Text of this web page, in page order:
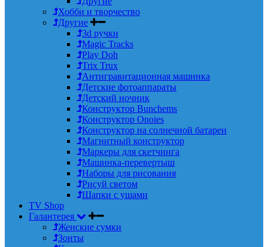
Хобби и творчество
Другие
3d ручки
Magic Tracks
Play Doh
Trix Trux
Антигравитационная машинка
Детские фотоаппараты
Детский ночник
Конструктор Bunchems
Конструктор Onoies
Конструктор на солнечной батареи
Магнитный конструктор
Маркеры для скетчинга
Машинка-перевертыш
Наборы для рисования
Рисуй светом
Шапки с ушами
TV Shop
Галантерея
Женские сумки
Зонты